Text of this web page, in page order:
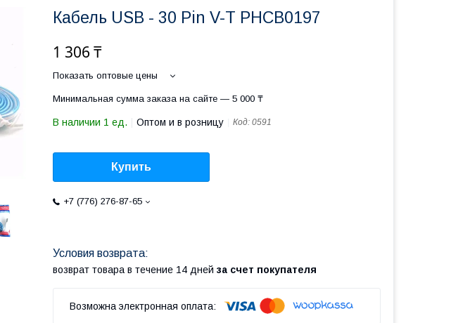
Кабель USB - 30 Pin V-T PHCB0197
1 306 ₸
Показать оптовые цены
Минимальная сумма заказа на сайте — 5 000 ₸
В наличии 1 ед. Оптом и в розницу Код: 0591
Купить
+7 (776) 276-87-65
возврат товара в течение 14 дней за счет покупателя